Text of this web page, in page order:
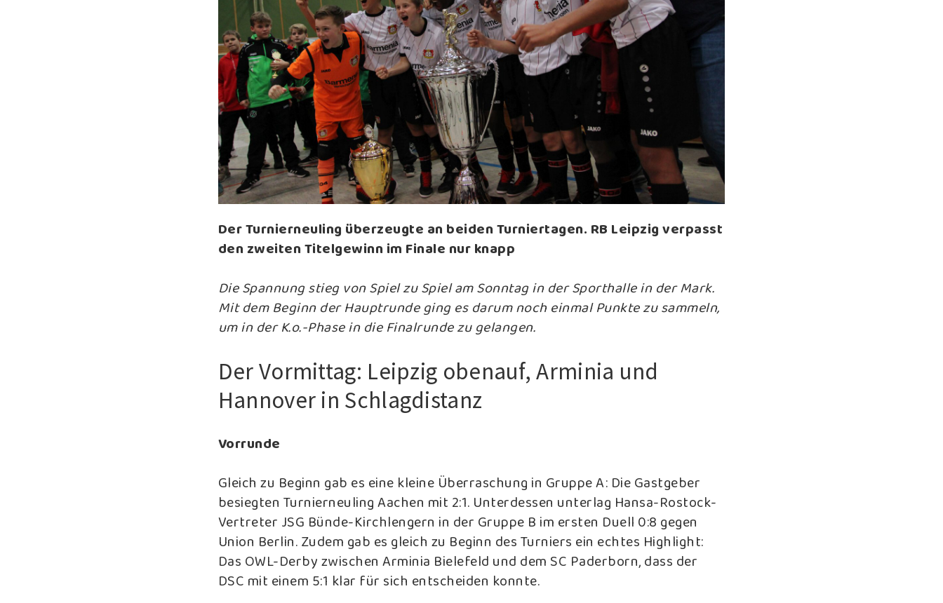
Der Turnierneuling überzeugte an beiden Turniertagen. RB Leipzig verpasst
den zweiten Titelgewinn im Finale nur knapp
Die Spannung stieg von Spiel zu Spiel am Sonntag in der Sporthalle in der Mark.
Mit dem Beginn der Hauptrunde ging es darum noch einmal Punkte zu sammeln,
um in der K.o.-Phase in die Finalrunde zu gelangen.
Der Vormittag: Leipzig obenauf, Arminia und
Hannover in Schlagdistanz
Vorrunde
Gleich zu Beginn gab es eine kleine Überraschung in Gruppe A: Die Gastgeber
besiegten Turnierneuling Aachen mit 2:1. Unterdessen unterlag Hansa-Rostock-
Vertreter JSG Bünde-Kirchlengern in der Gruppe B im ersten Duell 0:8 gegen
Union Berlin. Zudem gab es gleich zu Beginn des Turniers ein echtes Highlight:
Das OWL-Derby zwischen Arminia Bielefeld und dem SC Paderborn, dass der
DSC mit einem 5:1 klar für sich entscheiden konnte.